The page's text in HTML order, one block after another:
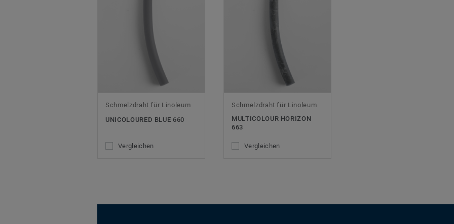
Schmelzdraht für Linoleum
UNICOLOURED BLUE 660
Vergleichen
Schmelzdraht für Linoleum
MULTICOLOUR HORIZON
663
Vergleichen